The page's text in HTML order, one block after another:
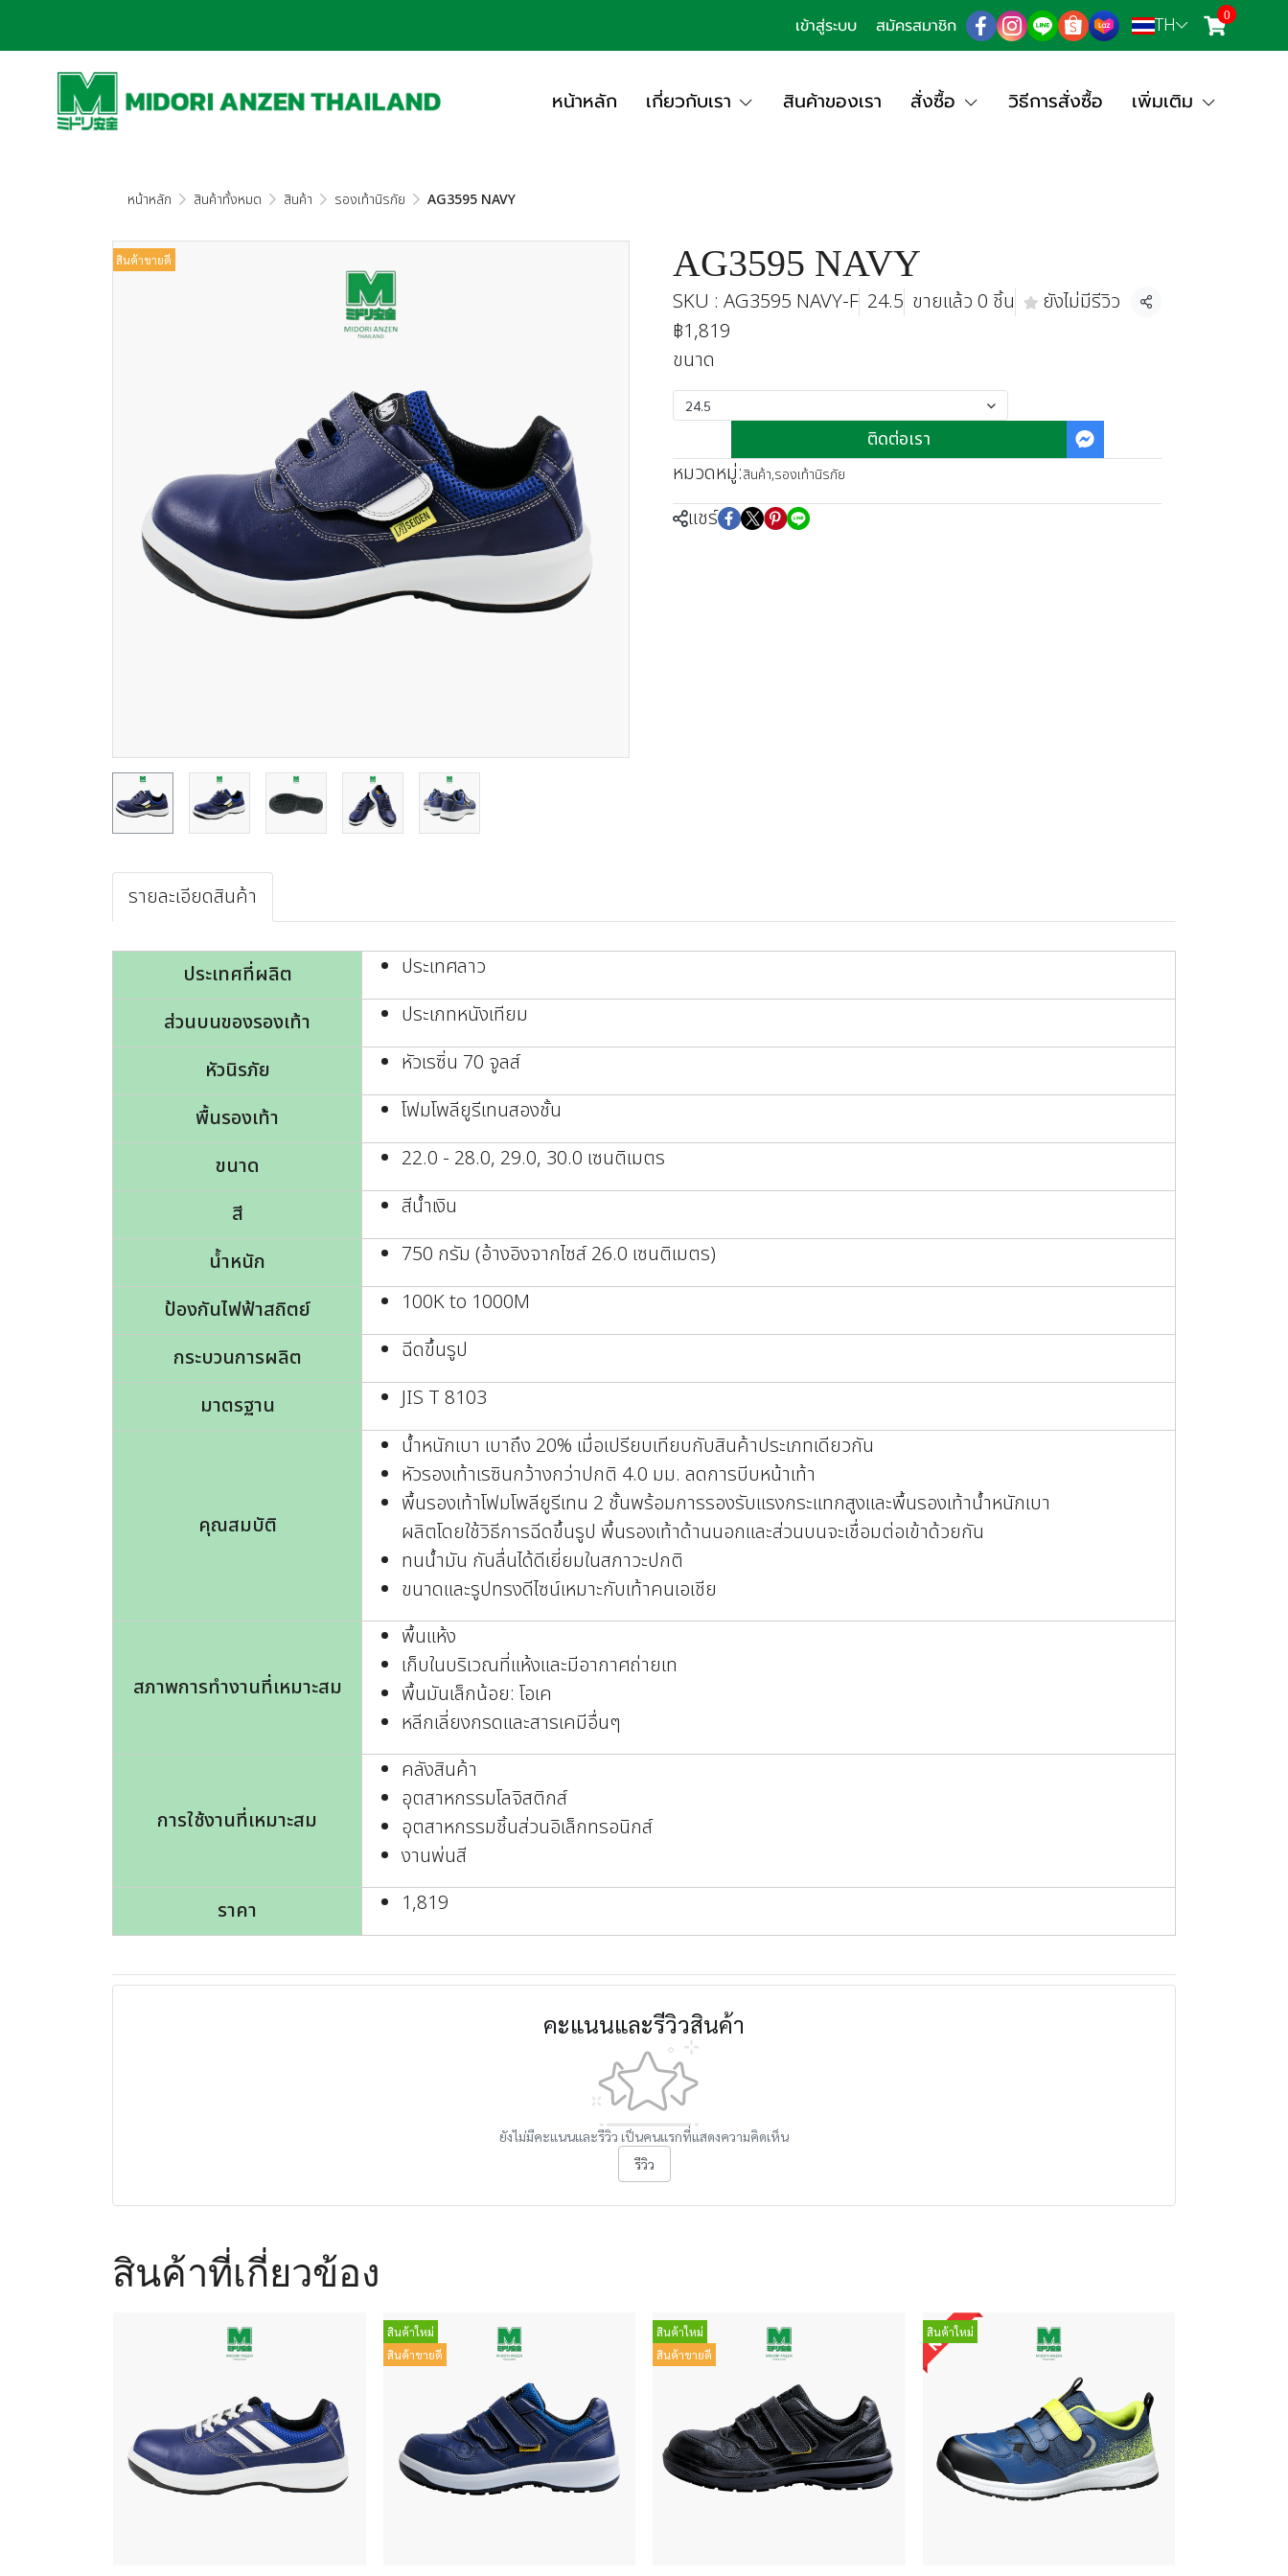
เข้าสู่ระบบ สมัครสมาชิก TH 0
หน้าหลัก เกี่ยวกับเรา สินค้าของเรา สั่งซื้อ วิธีการสั่งซื้อ เพิ่มเติม
หน้าหลัก สินค้าทั้งหมด สินค้า รองเท้านิรภัย AG3595 NAVY
สินค้าขายดี AG3595 NAVY
SKU : AG3595 NAVY-F 24.5 ขายแล้ว 0 ชิ้น ยังไม่มีรีวิว แชร์
฿1,819
ขนาด
24.5
ติดต่อเรา
หมวดหมู่:สินค้า,รองเท้านิรภัย
แชร์
รายละเอียดสินค้า
ประเทศที่ผลิต
ประเทศลาว
ส่วนบนของรองเท้า
ประเภทหนังเทียม
หัวนิรภัย
หัวเรซิ่น 70 จูลส์
พื้นรองเท้า
โฟมโพลียูรีเทนสองชั้น
ขนาด
22.0 - 28.0, 29.0, 30.0 เซนติเมตร
สี
สีน้ำเงิน
น้ำหนัก
750 กรัม (อ้างอิงจากไซส์ 26.0 เซนติเมตร)
ป้องกันไฟฟ้าสถิตย์
100K to 1000M
กระบวนการผลิต
ฉีดขึ้นรูป
มาตรฐาน
JIS T 8103
คุณสมบัติ
น้ำหนักเบา เบาถึง 20% เมื่อเปรียบเทียบกับสินค้าประเภทเดียวกัน
หัวรองเท้าเรซินกว้างกว่าปกติ 4.0 มม. ลดการบีบหน้าเท้า
พื้นรองเท้าโฟมโพลียูรีเทน 2 ชั้นพร้อมการรองรับแรงกระแทกสูงและพื้นรองเท้าน้ำหนักเบา
ผลิตโดยใช้วิธีการฉีดขึ้นรูป พื้นรองเท้าด้านนอกและส่วนบนจะเชื่อมต่อเข้าด้วยกัน
ทนน้ำมัน กันลื่นได้ดีเยี่ยมในสภาวะปกติ
ขนาดและรูปทรงดีไซน์เหมาะกับเท้าคนเอเชีย
สภาพการทำงานที่เหมาะสม
พื้นแห้ง
เก็บในบริเวณที่แห้งและมีอากาศถ่ายเท
พื้นมันเล็กน้อย: โอเค
หลีกเลี่ยงกรดและสารเคมีอื่นๆ
การใช้งานที่เหมาะสม
คลังสินค้า
อุตสาหกรรมโลจิสติกส์
อุตสาหกรรมชิ้นส่วนอิเล็กทรอนิกส์
งานพ่นสี
ราคา
1,819
คะแนนและรีวิวสินค้า
ยังไม่มีคะแนนและรีวิว เป็นคนแรกที่แสดงความคิดเห็น
รีวิว
สินค้าที่เกี่ยวข้อง
สินค้าใหม่
สินค้าขายดี
สินค้าใหม่
สินค้าขายดี
สินค้าใหม่